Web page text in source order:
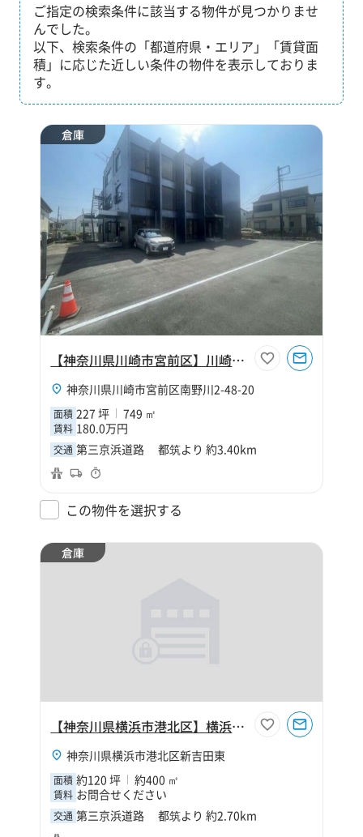
ご指定の検索条件に該当する物件が見つかりませ
んでした。
以下、検索条件の「都道府県・エリア」「賃貸面
積」に応じた近しい条件の物件を表示しておりま
す。
倉庫
【神奈川県川崎市宮前区】川崎市宮前区南野川227坪倉庫
神奈川県川崎市宮前区南野川2-48-20
面積 227 坪 749 ㎡
賃料 180.0万円
交通 第三京浜道路 都筑より 約3.40km
この物件を選択する
倉庫
【神奈川県横浜市港北区】横浜市港北区新吉田東4丁目120坪倉庫
神奈川県横浜市港北区新吉田東
面積 約120 坪 約400 ㎡
賃料 お問合せください
交通 第三京浜道路 都筑より 約2.70km